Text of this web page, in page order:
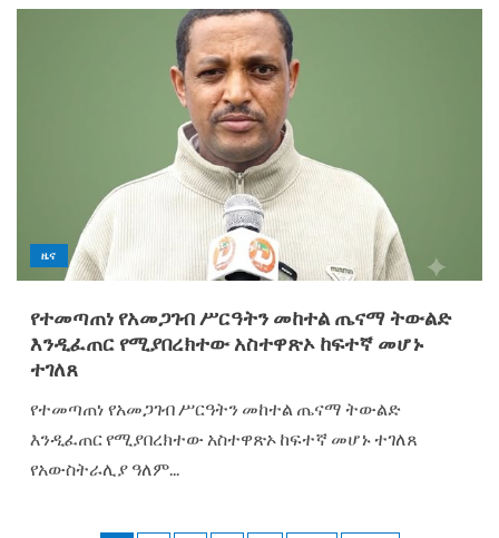
ዜና
የተመጣጠነ የአመጋገብ ሥርዓትን መከተል ጤናማ ትውልድ
እንዲፈጠር የሚያበረክተው አስተዋጽኦ ከፍተኛ መሆኑ
ተገለጸ
የተመጣጠነ የአመጋገብ ሥርዓትን መከተል ጤናማ ትውልድ
እንዲፈጠር የሚያበረክተው አስተዋጽኦ ከፍተኛ መሆኑ ተገለጸ
የአውስትራሊያ ዓለም...